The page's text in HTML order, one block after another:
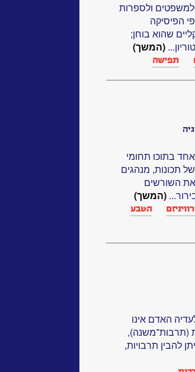
למשפטים ולספרות
הפיסיקה
שהוא בוחן;
(המשך)
תפישה
בתוכו תחומי
תכונות, מנהגים
את השורשים
(המשך)
הטבע
האדם אינו
(תרבות־משנה),
להבין תרבויות,